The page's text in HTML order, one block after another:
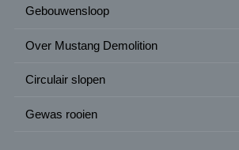
Gebouwensloop
Over Mustang Demolition
Circulair slopen
Gewas rooien